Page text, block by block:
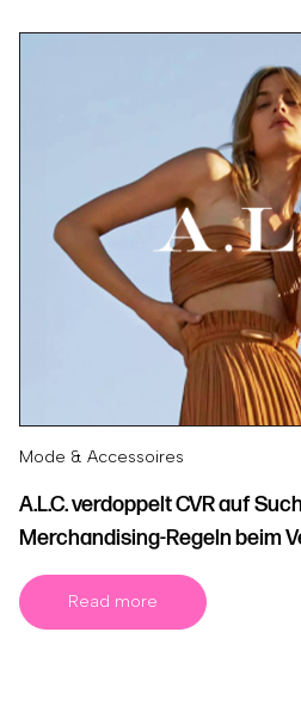
Mode & Accessoires
A.L.C. verdoppelt CVR auf
Merchandising-Regeln beim
Read more